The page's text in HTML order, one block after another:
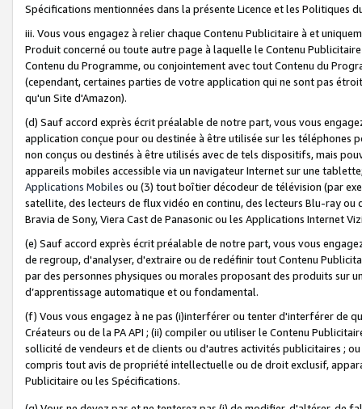
Spécifications mentionnées dans la présente Licence et les Politiques
iii. Vous vous engagez à relier chaque Contenu Publicitaire à et
Produit concerné ou toute autre page à laquelle le Contenu
Contenu du Programme, ou conjointement avec tout Contenu du
(cependant, certaines parties de votre application qui ne sont pas
qu'un Site d'Amazon).
(d) Sauf accord exprès écrit préalable de notre part, vous vous
application conçue pour ou destinée à être utilisée sur les téléphones
non conçus ou destinés à être utilisés avec de tels dispositifs, mais
appareils mobiles accessible via un navigateur Internet sur une
Applications Mobiles ou (3) tout boîtier décodeur de télévision (par
satellite, des lecteurs de flux vidéo en continu, des lecteurs Blu-ray
Bravia de Sony, Viera Cast de Panasonic ou les Applications Internet
(e) Sauf accord exprès écrit préalable de notre part, vous vous
de regroup, d'analyser, d'extraire ou de redéfinir tout Contenu
par des personnes physiques ou morales proposant des produits sur
d’apprentissage automatique et ou fondamental.
(f) Vous vous engagez à ne pas (i)interférer ou tenter d'interférer de
Créateurs ou de la PA API ; (ii) compiler ou utiliser le Contenu
sollicité de vendeurs et de clients ou d'autres activités publicitaires ;
compris tout avis de propriété intellectuelle ou de droit exclusif,
Publicitaire ou les Spécifications.